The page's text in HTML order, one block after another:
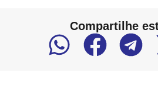
Compartilhe